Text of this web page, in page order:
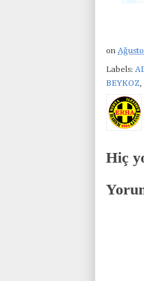
on
Labels:
BEYKOZ,
Hiç